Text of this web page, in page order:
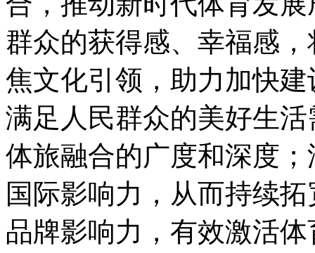
群众的获得感、幸福感
焦文化引领，助力加快
满足人民群众的美好生
体旅融合的广度和深度
国际影响力，从而持续
品牌影响力，有效激活